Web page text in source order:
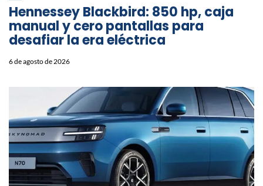
Hennessey Blackbird: 850 hp, caja
manual y cero pantallas para
desafiar la era eléctrica
6 de agosto de 2026